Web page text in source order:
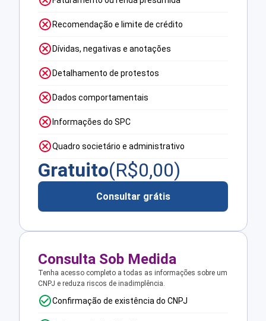
Recomendação e limite de crédito
Dívidas, negativas e anotações
Detalhamento de protestos
Dados comportamentais
Informações do SPC
Quadro societário e administrativo
Gratuito(R$0,00)
Consultar grátis
Consulta Sob Medida
Tenha acesso completo a todas as informações sobre um
CNPJ e reduza riscos de inadimplência.
Confirmação de existência do CNPJ